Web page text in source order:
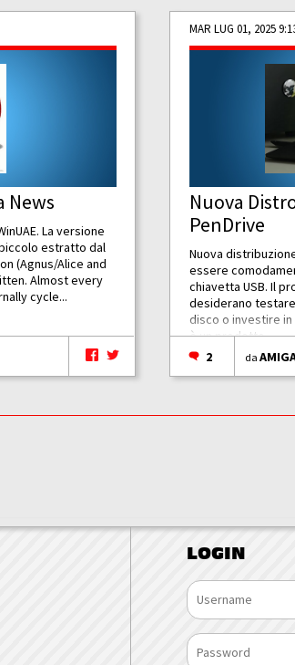
News
La versione
estratto dal
(Agnus/Alice and
Almost every
cycle...
MAR LUG 01, 2025
Nuova
PenDrive
Nuova
essere
chiavetta USB. Il
desiderano
disco o investire
è un prodotto...
2
da
LOGIN